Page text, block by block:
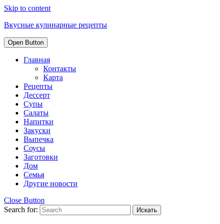
Skip to content
Вкусные кулинарные рецепты
Open Button
Главная
Контакты
Карта
Рецепты
Дессерт
Супы
Салаты
Напитки
Закуски
Выпечка
Соусы
Заготовки
Дом
Семья
Другие новости
Close Button
Search for: